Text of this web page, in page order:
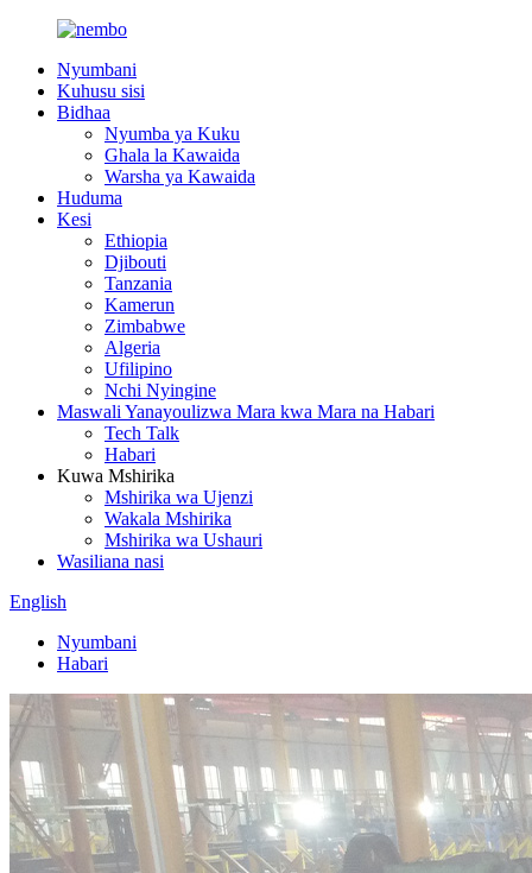
Nyumbani
Kuhusu sisi
Bidhaa
Nyumba ya Kuku
Ghala la Kawaida
Warsha ya Kawaida
Huduma
Kesi
Ethiopia
Djibouti
Tanzania
Kamerun
Zimbabwe
Algeria
Ufilipino
Nchi Nyingine
Maswali Yanayoulizwa Mara kwa Mara na Habari
Tech Talk
Habari
Kuwa Mshirika
Mshirika wa Ujenzi
Wakala Mshirika
Mshirika wa Ushauri
Wasiliana nasi
English
Nyumbani
Habari